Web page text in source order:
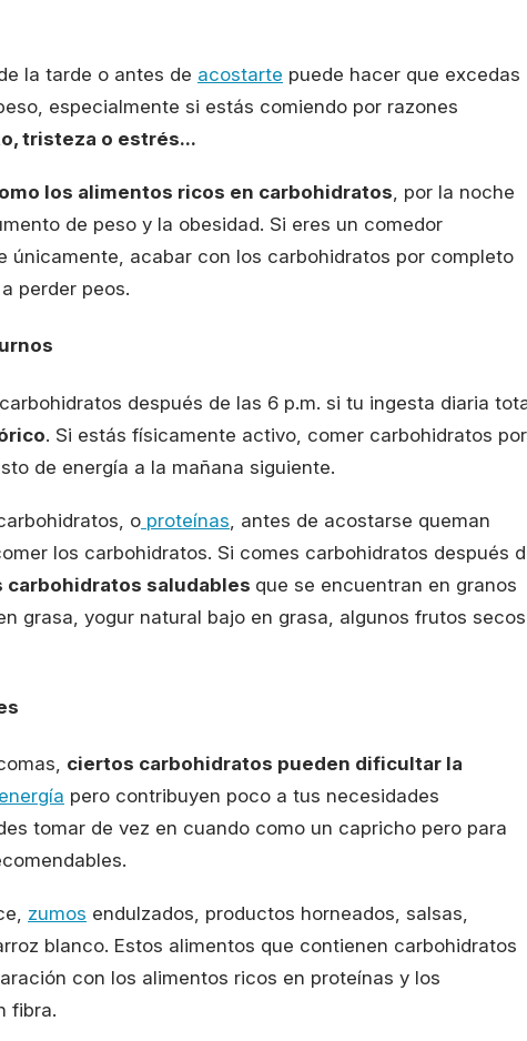
la tarde o antes de acostarte puede hacer que excedas
especialmente si estás comiendo por razones
tristeza o estrés...
los alimentos ricos en carbohidratos , por la noche
de peso y la obesidad. Si eres un comedor
únicamente, acabar con los carbohidratos por completo
perder peos.
después de las 6 p.m. si tu ingesta diaria
. Si estás físicamente activo, comer carbohidratos por
de energía a la mañana siguiente.
o proteínas, antes de acostarse queman
los carbohidratos. Si comes carbohidratos después
carbohidratos saludables que se encuentran en granos
grasa, yogur natural bajo en grasa, algunos frutos
ciertos carbohidratos pueden dificultar la
energía pero contribuyen poco a tus necesidades
tomar de vez en cuando como un capricho pero para
zumos endulzados, productos horneados, salsas,
blanco. Estos alimentos que contienen carbohidratos
con los alimentos ricos en proteínas y los
fibra.